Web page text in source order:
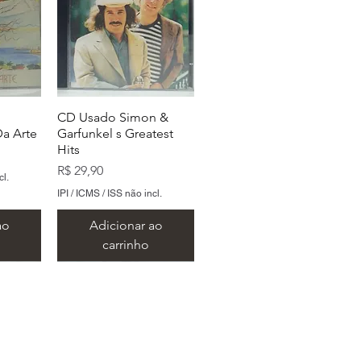
Arte
CD Usado Simon &
Garfunkel s Greatest
Hits
Preço
R$ 29,90
IPI / ICMS / ISS não incl.
Adicionar ao
carrinho